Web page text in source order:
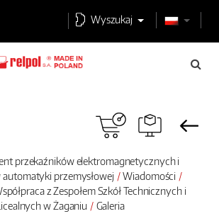
Wyszukaj
przekaźników elektromagnetycznych i
przemysłowej
Wiadomości
z Zespołem Szkół Technicznych i
w Żaganiu
Galeria